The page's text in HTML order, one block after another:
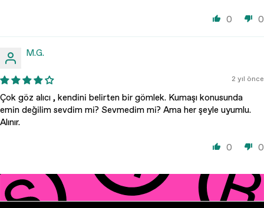
0 0
M.G.
2 yıl önce
Çok göz alıcı , kendini belirten bir gömlek. Kumaşı konusunda
emin değilim sevdim mi? Sevmedim mi? Ama her şeyle uyumlu.
Alınır.
0 0